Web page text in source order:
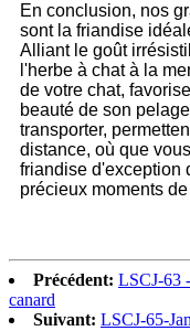
En conclusion, nos
sont la friandise
Alliant le goût
l'herbe à chat à la
de votre chat,
beauté de son
transporter,
distance, où que
friandise d'exception
précieux moments
Précédent: LSCJ-63
canard
Suivant: LSCJ-65-